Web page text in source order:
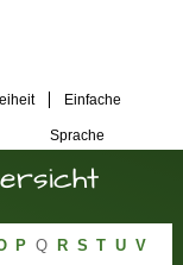
Einfache
Sprache
P Q R S T U V